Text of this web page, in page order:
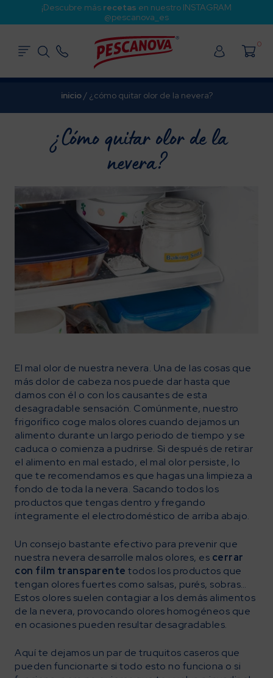
¡Descubre más recetas en nuestro INSTAGRAM
@pescanova_es
0
inicio/ ¿cómo quitar olor de la nevera?
¿Cómo quitar olor de la
nevera?
El mal olor de nuestra nevera. Una de las cosas que
más dolor de cabeza nos puede dar hasta que
damos con él o con los causantes de esta
desagradable sensación. Comúnmente, nuestro
frigorífico coge malos olores cuando dejamos un
alimento durante un largo periodo de tiempo y se
caduca o comienza a pudrirse. Si después de retirar
el alimento en mal estado, el mal olor persiste, lo
que te recomendamos es que hagas una limpieza a
fondo de toda la nevera. Sacando todos los
productos que tengas dentro y fregando
íntegramente el electrodoméstico de arriba abajo.
Un consejo bastante efectivo para prevenir que
nuestra nevera desarrolle malos olores, es cerrar
con film transparente todos los productos que
tengan olores fuertes como salsas, purés, sobras…
Estos olores suelen contagiar a los demás alimentos
de la nevera, provocando olores homogéneos que
en ocasiones pueden resultar desagradables.
Aquí te dejamos un par de truquitos caseros que
pueden funcionarte si todo esto no funciona o si